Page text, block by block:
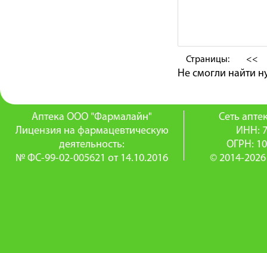
Страницы: <<
Не смогли найти
Аптека ООО "Фармалайн"
Лицензия на фармацевтическую
деятельность:
№ ФС-99-02-005621 от 14.10.2016
Сеть
ИНН:
ОГРН:
© 2014-